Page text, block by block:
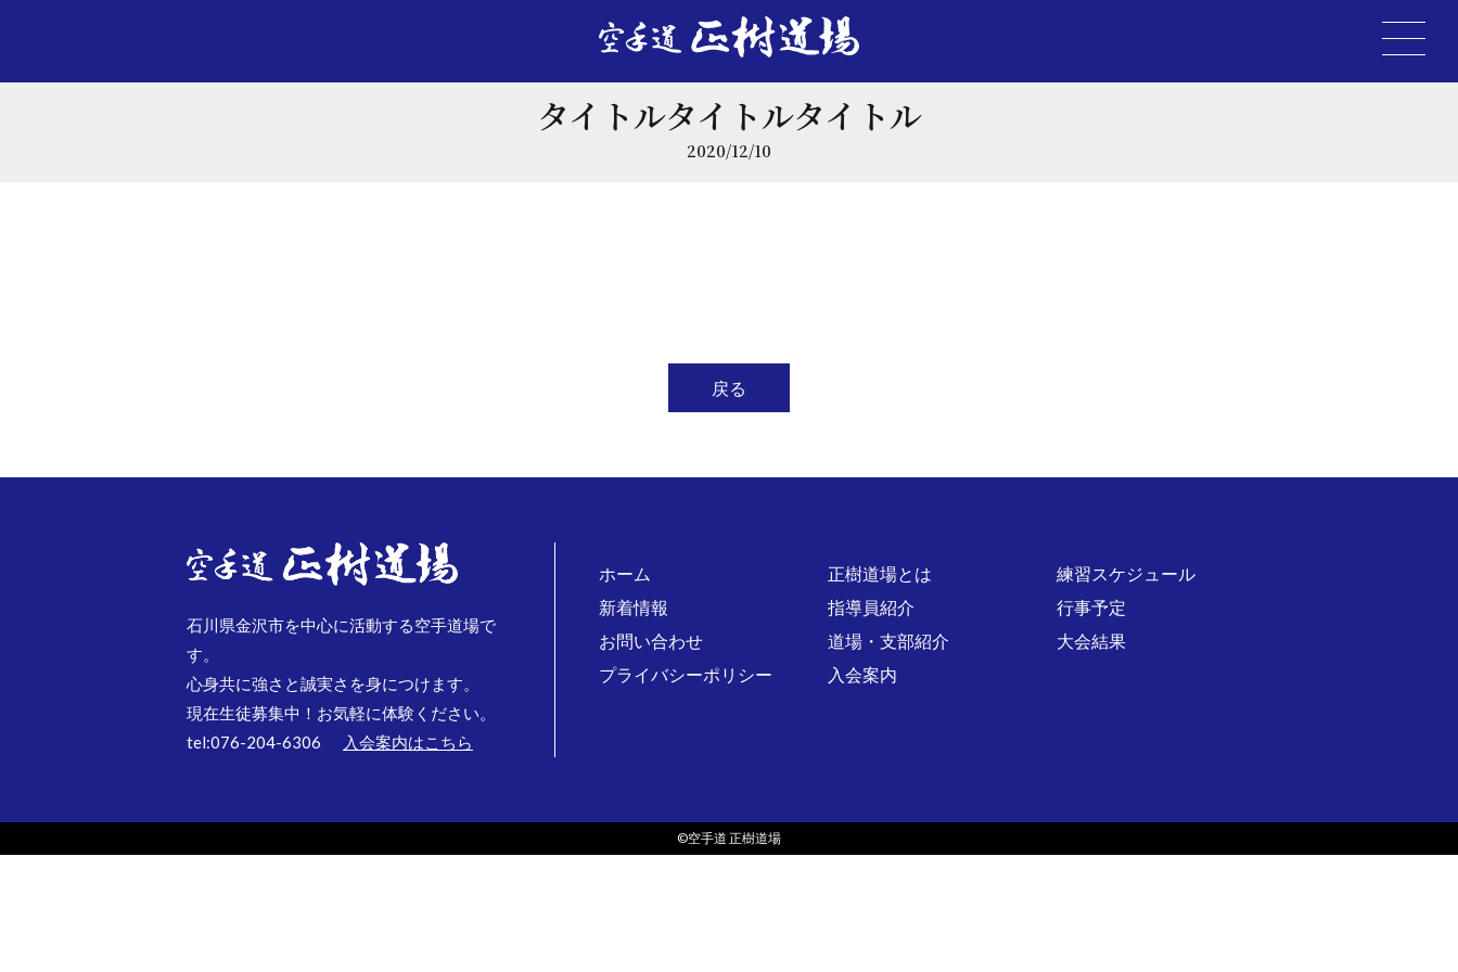
タイトルタイトルタイトル
2020/12/10
戻る
石川県金沢市を中心に活動する空手道場で
す。
心身共に強さと誠実さを身につけます。
現在生徒募集中！お気軽に体験ください。
tel:076-204-6306
入会案内はこちら
ホーム
新着情報
お問い合わせ
プライバシーポリシー
正樹道場とは
指導員紹介
道場・支部紹介
入会案内
練習スケジュール
行事予定
大会結果
©空手道 正樹道場